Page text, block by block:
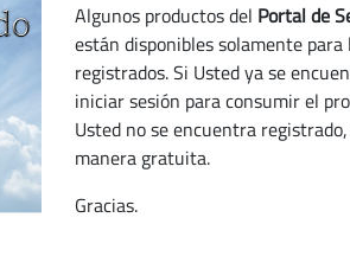
Algunos productos del Portal de
están disponibles solamente para
registrados. Si Usted ya se
iniciar sesión para consumir el
Usted no se encuentra
manera gratuita.
Gracias.